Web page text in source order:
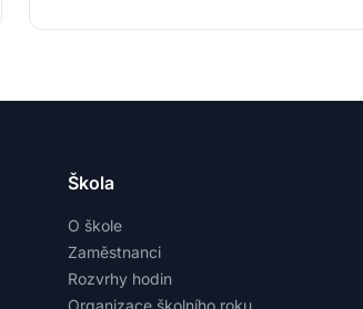
Škola
O škole
Zaměstnanci
Rozvrhy hodin
Organizace školního roku